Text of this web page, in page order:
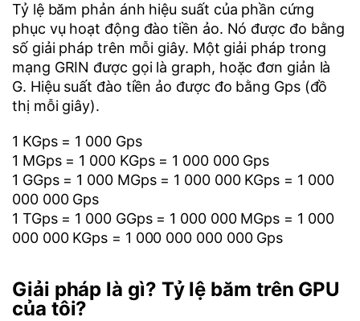
Tỷ lệ băm phản ánh hiệu suất của phần cứng
phục vụ hoạt động đào tiền ảo. Nó được đo bằng
số giải pháp trên mỗi giây. Một giải pháp trong
mạng GRIN được gọi là graph, hoặc đơn giản là
G. Hiệu suất đào tiền ảo được đo bằng Gps (đồ
thị mỗi giây).
1 KGps = 1 000 Gps
1 MGps = 1 000 KGps = 1 000 000 Gps
1 GGps = 1 000 MGps = 1 000 000 KGps = 1 000
000 000 Gps
1 TGps = 1 000 GGps = 1 000 000 MGps = 1 000
000 000 KGps = 1 000 000 000 000 Gps
Giải pháp là gì? Tỷ lệ băm trên GPU
của tôi?